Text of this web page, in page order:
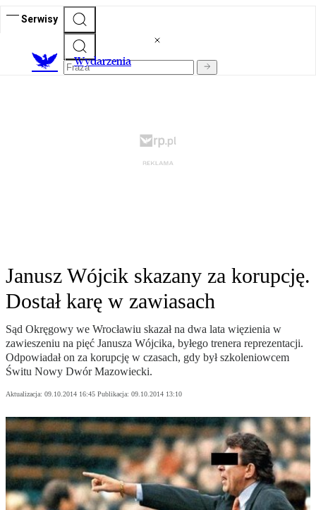
Serwisy
Wydarzenia
Janusz Wójcik skazany za korupcję.
Dostał karę w zawiasach
Sąd Okręgowy we Wrocławiu skazał na dwa lata więzienia w
zawieszeniu na pięć Janusza Wójcika, byłego trenera reprezentacji.
Odpowiadał on za korupcję w czasach, gdy był szkoleniowcem
Świtu Nowy Dwór Mazowiecki.
Aktualizacja: 09.10.2014 16:45 Publikacja: 09.10.2014 13:10